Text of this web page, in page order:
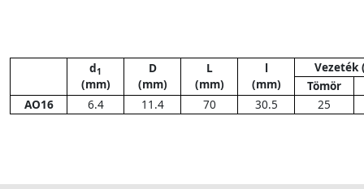
d1
(mm)
D
(mm)
L
(mm)
l
(mm)
Vezeték
Tömör
AO16
6.4 11.4 70 30.5 25